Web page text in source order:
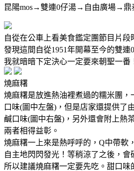
昆陽mos→雙連0仔湯→自由廣場→鼎
自從在公車上看美食鑑定團節目片段
發現這間自從1951年開幕至今的雙連
我就暗暗下定決心一定要來朝聖一番
燒麻糬
燒麻糬是放進熱油裡煮過的糯米團，
口味(圖中左盤)，但是店家還提供了
鹹口味(圖中右盤)，另外還會附上熱
兩者相得益彰。
燒麻糬一上來是熱呼呼的，Q中帶軟
自主地閃閃發光！等稍涼了之後，會
所以建議燒麻糬一定要先吃。甜口味